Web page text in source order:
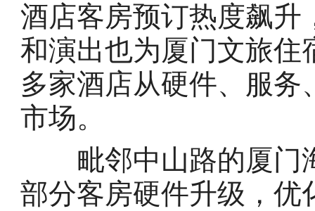
酒店客房预订热度飙升
和演出也为厦门文旅住
多家酒店从硬件、服
市场。
毗邻中山路的厦门
部分客房硬件升级，优